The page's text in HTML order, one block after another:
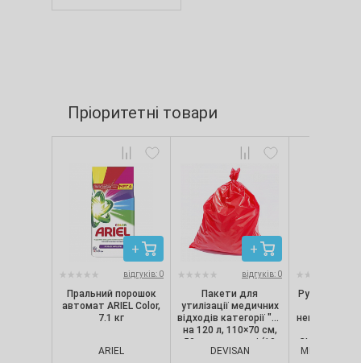
Пріоритетні товари
відгуків: 0
Пральний порошок
автомат ARIEL Color,
7.1 кг
ARIEL
відгуків: 0
Пакети для
утилізації медичних
відходів категорії "B"
на 120 л, 110×70 см,
50 мкм, червоні (10
шт./уп.), Devisan
DEVISAN
Рукавички
непопудрені,
CLASSIC,
MERCATOR